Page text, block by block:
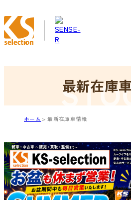
最新在庫
ホーム 最新在庫車情報